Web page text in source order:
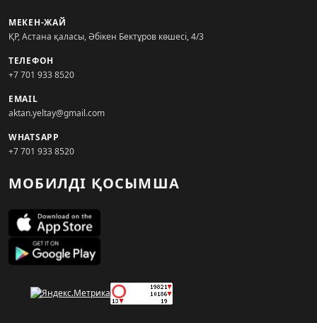
МЕКЕН-ЖАЙ
ҚР, Астана қаласы, Әбікен Бектұров көшесі, 4/3
ТЕЛЕФОН
+7 701 933 8520
EMAIL
aktan.yeltay@gmail.com
WHATSAPP
+7 701 933 8520
МОБИЛДІ ҚОСЫМША